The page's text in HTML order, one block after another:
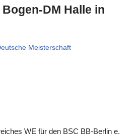
DM Halle in
Meisterschaft
WE für den BSC BB-Berlin e.